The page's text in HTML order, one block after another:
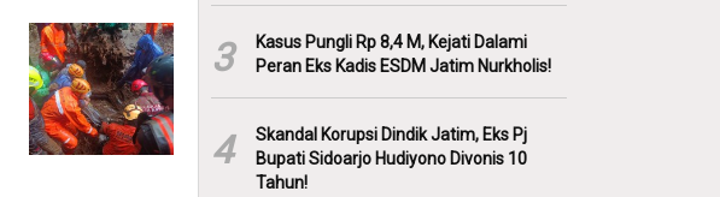
3
Kasus Pungli Rp 8,4 M, Kejati Dalami
Peran Eks Kadis ESDM Jatim Nurkholis!
4
Skandal Korupsi Dindik Jatim, Eks Pj
Bupati Sidoarjo Hudiyono Divonis 10
Tahun!